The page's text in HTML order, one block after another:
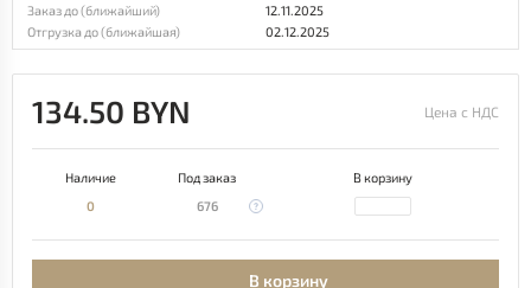
Заказ до (ближайший)
12.11.2025
Отгрузка до (ближайшая)
02.12.2025
134.50 BYN Цена с НДС
Наличие Под заказ
В корзину
0
676
В корзину